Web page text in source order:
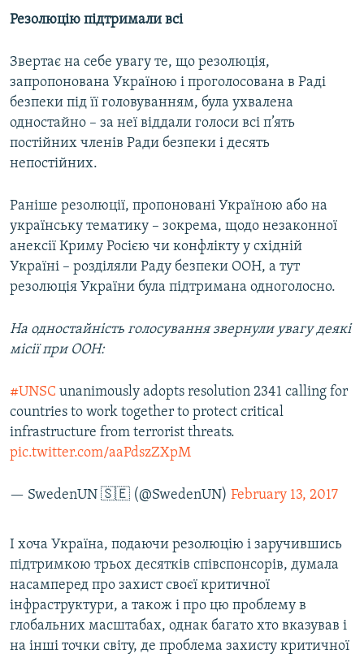
Резолюцію підтримали всі
Звертає на себе увагу те, що резолюція,
запропонована Україною і проголосована в Раді
безпеки під її головуванням, була ухвалена
одностайно – за неї віддали голоси всі п’ять
постійних членів Ради безпеки і десять
непостійних.
Раніше резолюції, пропоновані Україною або на
українську тематику – зокрема, щодо незаконної
анексії Криму Росією чи конфлікту у східній
Україні – розділяли Раду безпеки ООН, а тут
резолюція України була підтримана одноголосно.
На одностайність голосування звернули увагу деякі
місії при ООН:
#UNSC unanimously adopts resolution 2341 calling for
countries to work together to protect critical
infrastructure from terrorist threats.
pic.twitter.com/aaPdszZXpM
— SwedenUN 🇸🇪 (@SwedenUN) February 13, 2017
І хоча Україна, подаючи резолюцію і заручившись
підтримкою трьох десятків співспонсорів, думала
насамперед про захист своєї критичної
інфраструктури, а також і про цю проблему в
глобальних масштабах, однак багато хто вказував і
на інші точки світу, де проблема захисту критичної